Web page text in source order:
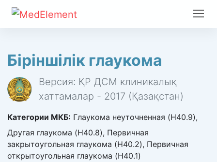
Біріншілік глаукома
Версия: ҚР ДСМ клиникалық
хаттамалар - 2017 (Қазақстан)
Категории МКБ: Глаукома неуточненная (H40.9),
Другая глаукома (H40.8), Первичная
закрытоугольная глаукома (H40.2), Первичная
открытоугольная глаукома (H40.1)